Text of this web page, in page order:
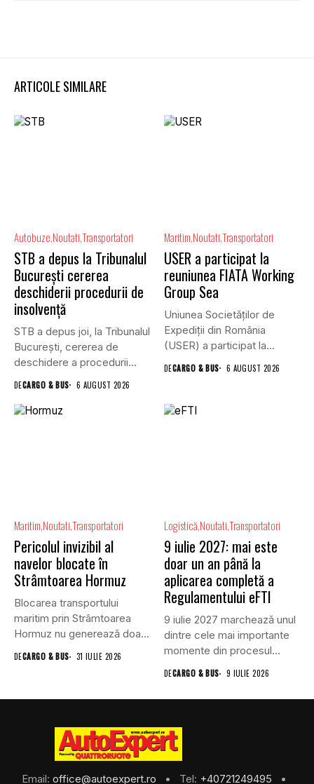
ARTICOLE SIMILARE
Autobuze NoutatiTransportatori
STB a depus la Tribunalul
București cererea
deschiderii procedurii de
insolvență
STB a depus joi, la Tribunalul
Bucureşti, cererea de
deschidere a procedurii...
DECARGO & BUS 6 AUGUST 2026
Maritim NoutatiTransportatori
USER a participat la
reuniunea FIATA Working
Group Sea
Uniunea Societăților de
Expediții din România
(USER) a participat la
DECARGO & BUS 6 AUGUST 2026
Maritim NoutatiTransportatori
Pericolul invizibil al
navelor blocate în
Strâmtoarea Hormuz
Blocarea transportului
maritim prin Strâmtoarea
Hormuz nu generează doar
efecte economice și...
DECARGO & BUS 31 IULIE 2026
Logistică NoutatiTransportatori
9 iulie 2027: mai este
doar un an până la
aplicarea completă a
Regulamentului eFTI
9 iulie 2027 marchează unul
dintre cele mai importante
momente din procesul...
DECARGO & BUS 9 IULIE 2026
Email: office@autoexpert.ro • Tel: +40721249495 •